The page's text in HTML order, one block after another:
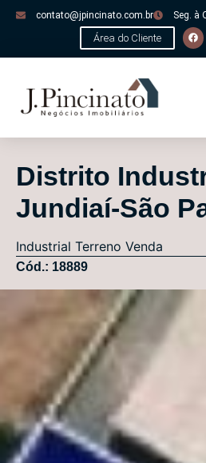
contato@jpincinato.com.br Seg. à
Área do Cliente
Distrito
Jundiaí-São
Industrial Terreno Venda
Cód.: 18889